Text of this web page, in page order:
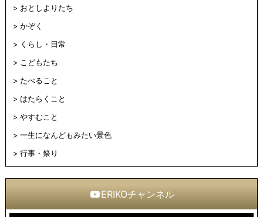
おとしよりたち
かぞく
くらし・日常
こどもたち
たべること
はたらくこと
やすむこと
一生になんどもみたい景色
行事・祭り
ERIKOチャンネル